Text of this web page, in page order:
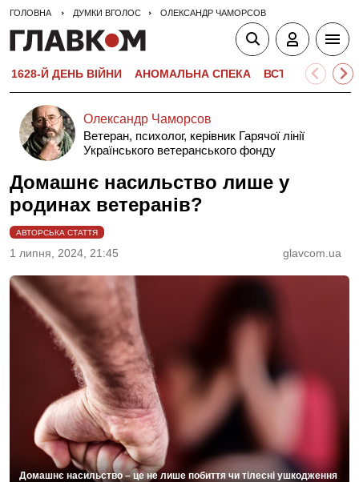
ГОЛОВНА ДУМКИ ВГОЛОС ОЛЕКСАНДР ЧАМОРСОВ
1628-Й ДЕНЬ ВІЙНИ АНОМАЛЬНА СПЕКА ВСТУПНА
Олександр Чаморсов
Ветеран, психолог, керівник Гарячої лінії
Українського ветеранського фонду
Домашнє насильство лише у
родинах ветеранів?
АВТОРСЬКА СТАТТЯ
1 липня, 2024, 21:45 glavcom.ua
Домашнє насильство – це не лише побиття чи тілесні ушкодження